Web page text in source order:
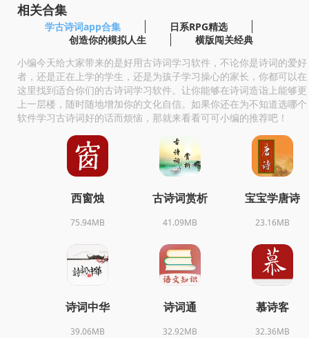
相关合集
学古诗词app合集
日系RPG精选
创造你的模拟人生
横版闯关经典
小编今天给大家带来的是好用古诗词学习软件，不论你是诗词的爱好
者，还是正在上学的学生，还是为孩子学习操心的家长，你都可以在
这里找到适合你们的古诗词学习软件。让你能够在诗词造诣上能够更
上一层楼，随时随地增加你的文化自信。如果你还在为不知道选哪个
软件学习古诗词好的话而烦恼，那就来看看可可小编的推荐吧！
西窗烛
75.94MB
古诗词赏析
41.09MB
宝宝学唐诗
23.16MB
诗词中华
39.06MB
诗词通
32.92MB
慕诗客
32.36MB